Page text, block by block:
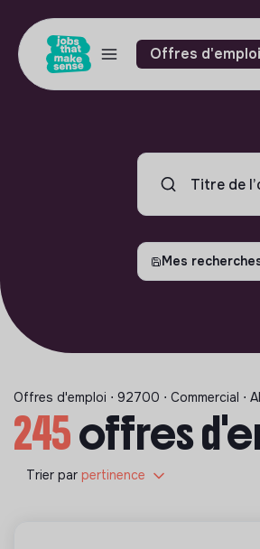
Offres d'emploi
Mes
Offres d'emploi ⋅ 92700 ⋅ Commercial ⋅
245offres
Trier par pertinence